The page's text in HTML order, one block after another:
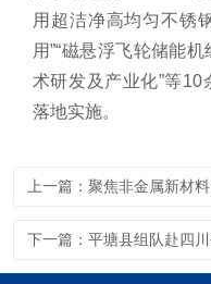
用超洁净高均匀不锈
用”“磁悬浮飞轮储能机
术研发及产业化”等10
落地实施。
上一篇：聚焦非金属新材
下一篇：平塘县组队赴四